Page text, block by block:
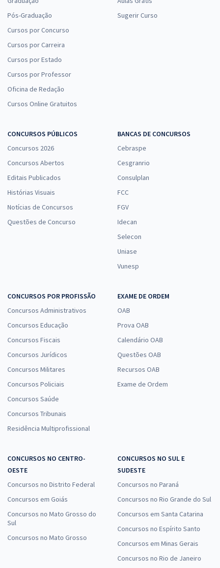
Pós-Graduação
Cursos por Concurso
Cursos por Carreira
Cursos por Estado
Cursos por Professor
Oficina de Redação
Cursos Online Gratuitos
Sugerir Curso
CONCURSOS PÚBLICOS
Concursos 2026
Concursos Abertos
Editais Publicados
Histórias Visuais
Notícias de Concursos
Questões de Concurso
BANCAS DE CONCURSOS
Cebraspe
Cesgranrio
Consulplan
FCC
FGV
Idecan
Selecon
Uniase
Vunesp
CONCURSOS POR PROFISSÃO
Concursos Administrativos
Concursos Educação
Concursos Fiscais
Concursos Jurídicos
Concursos Militares
Concursos Policiais
Concursos Saúde
Concursos Tribunais
Residência Multiprofissional
EXAME DE ORDEM
OAB
Prova OAB
Calendário OAB
Questões OAB
Recursos OAB
Exame de Ordem
CONCURSOS NO CENTRO-
OESTE
Concursos no Distrito Federal
Concursos em Goiás
Concursos no Mato Grosso do
Sul
Concursos no Mato Grosso
CONCURSOS NO SUL E
SUDESTE
Concursos no Paraná
Concursos no Rio Grande do Sul
Concursos em Santa Catarina
Concursos no Espírito Santo
Concursos em Minas Gerais
Concursos no Rio de Janeiro